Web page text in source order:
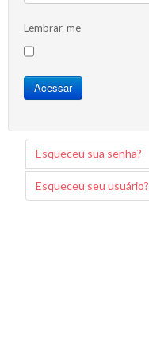
Lembrar-me
Acessar
Esqueceu sua senha?
Esqueceu seu usuário?